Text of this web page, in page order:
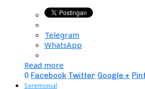
Telegram
WhatsApp
Read more
0 Facebook Twitter Google +
Seremonial